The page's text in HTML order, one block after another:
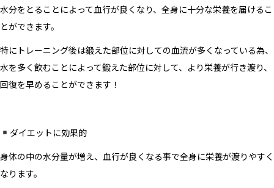
水分をとることによって血行が良くなり、全身に十分な栄養を届けるこ
とができます。
特にトレーニング後は鍛えた部位に対しての血流が多くなっている為、
水を多く飲むことによって鍛えた部位に対して、より栄養が行き渡り、
回復を早めることができます！
ダイエットに効果的
身体の中の水分量が増え、血行が良くなる事で全身に栄養が渡りやすく
なります。